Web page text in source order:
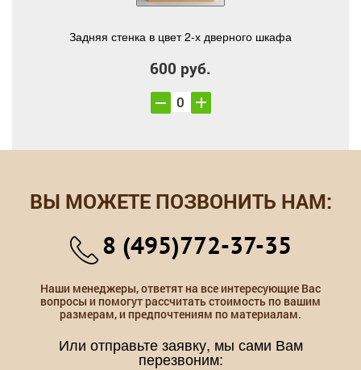
Задняя стенка в цвет 2-х дверного шкафа
600 руб.
ВЫ МОЖЕТЕ ПОЗВОНИТЬ НАМ:
8 (495)772-37-35
Наши менеджеры, ответят на все интересующие Вас
вопросы и помогут рассчитать стоимость по вашим
размерам, и предпочтениям по материалам.
Или отправьте заявку, мы сами Вам
перезвоним: